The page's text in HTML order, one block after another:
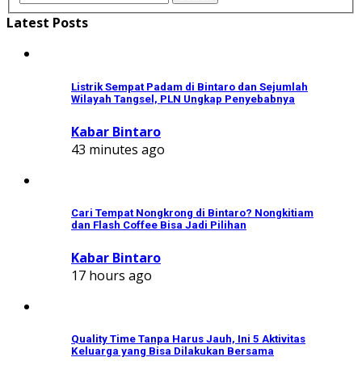
Latest Posts
Listrik Sempat Padam di Bintaro dan Sejumlah
Wilayah Tangsel, PLN Ungkap Penyebabnya
Kabar Bintaro
43 minutes ago
Cari Tempat Nongkrong di Bintaro? Nongkitiam
dan Flash Coffee Bisa Jadi Pilihan
Kabar Bintaro
17 hours ago
Quality Time Tanpa Harus Jauh, Ini 5 Aktivitas
Keluarga yang Bisa Dilakukan Bersama